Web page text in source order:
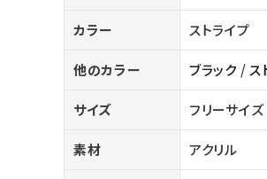
CONTENTS
ACCOUNT MENU
ログイン 会員登録
カラー ストライプ
他のカラー ブラック / ス
サイズ フリーサイズ
素材 アクリル